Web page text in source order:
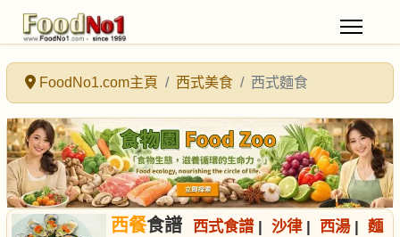
FoodNo1.com主頁 西式美食 西式麵食
西餐食譜 西式食譜| 沙律| 西湯| 麵